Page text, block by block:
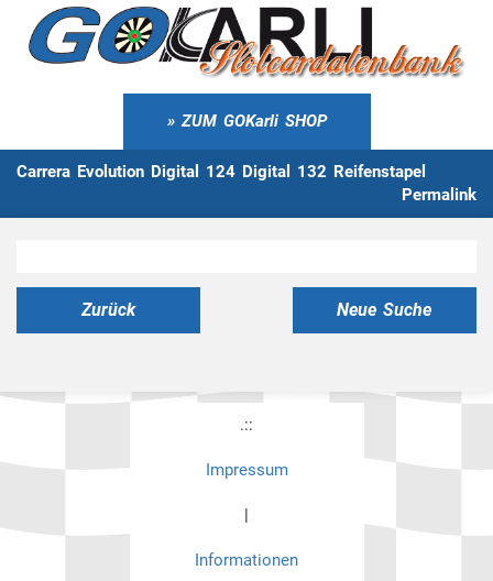
ZUM GOKarli SHOP
Carrera Evolution Digital 124 Digital 132 Reifenstapel
Permalink
Zurück Neue Suche
.::
Impressum
|
Informationen